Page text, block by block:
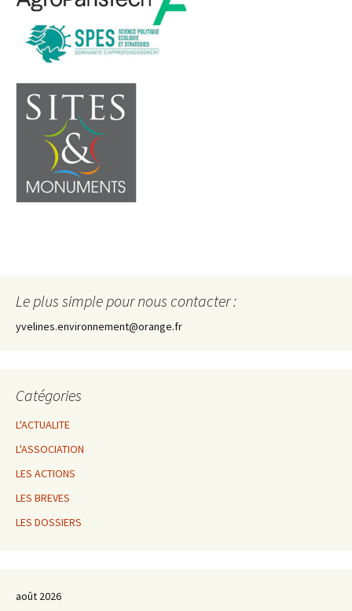
Le plus simple pour nous contacter :
yvelines.environnement@orange.fr
Catégories
L'ACTUALITE
L'ASSOCIATION
LES ACTIONS
LES BREVES
LES DOSSIERS
août 2026